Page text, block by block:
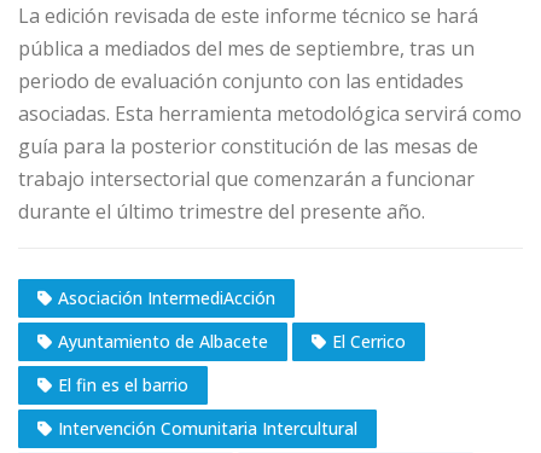
La edición revisada de este informe técnico se hará
pública a mediados del mes de septiembre, tras un
periodo de evaluación conjunto con las entidades
asociadas. Esta herramienta metodológica servirá como
guía para la posterior constitución de las mesas de
trabajo intersectorial que comenzarán a funcionar
durante el último trimestre del presente año.
Asociación IntermediAcción
Ayuntamiento de Albacete
El Cerrico
El fin es el barrio
Intervención Comunitaria Intercultural